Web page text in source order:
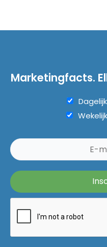
Marketingfacts.